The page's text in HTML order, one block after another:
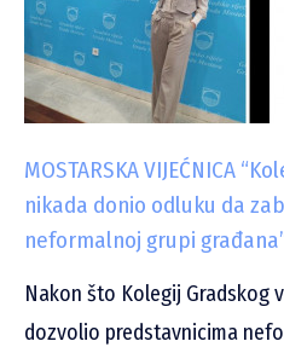
MOSTARSKA VIJEĆNICA
nikada donio odluku da
neformalnoj grupi
Nakon što Kolegij Gradskog
dozvolio predstavnicima